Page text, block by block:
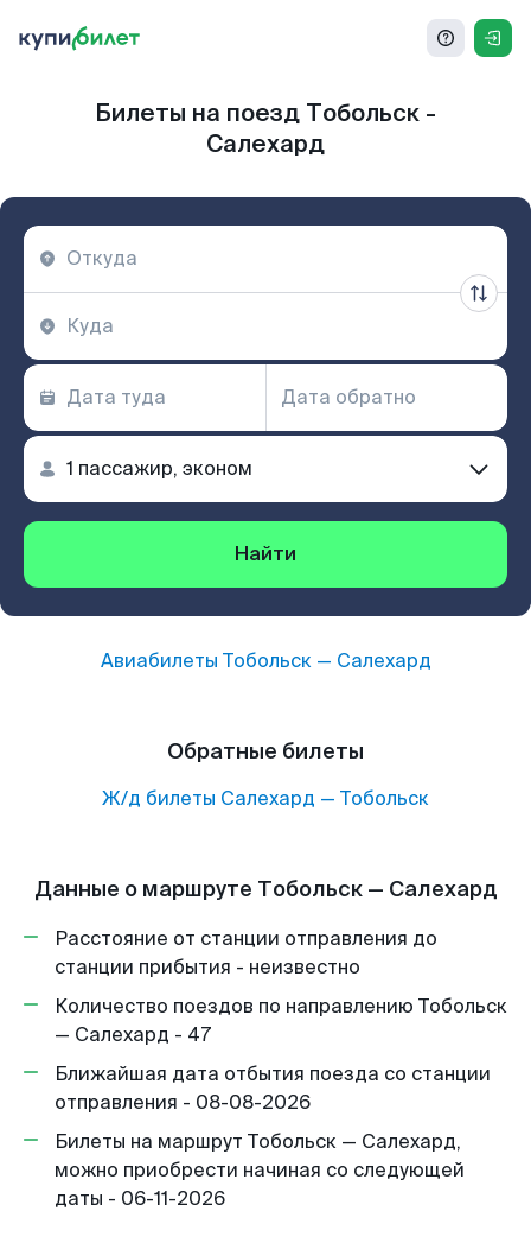
Билеты на поезд Тобольск -
Салехард
Найти
Авиабилеты Тобольск— Салехард
Обратные билеты
Ж/д билеты Салехард — Тобольск
Данные о маршруте Тобольск — Салехард
Расстояние от станции отправления до
станции прибытия - неизвестно
Количество поездов по направлению Тобольск
— Салехард - 47
Ближайшая дата отбытия поезда со станции
отправления - 08-08-2026
Билеты на маршрут Тобольск — Салехард,
можно приобрести начиная со следующей
даты - 06-11-2026